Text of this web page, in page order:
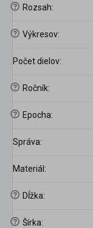
? Rozsah:
? Výkresov:
Počet dielov:
? Ročník:
? Epocha:
Správa:
Materiál :
? Dĺžka:
? Šírka: